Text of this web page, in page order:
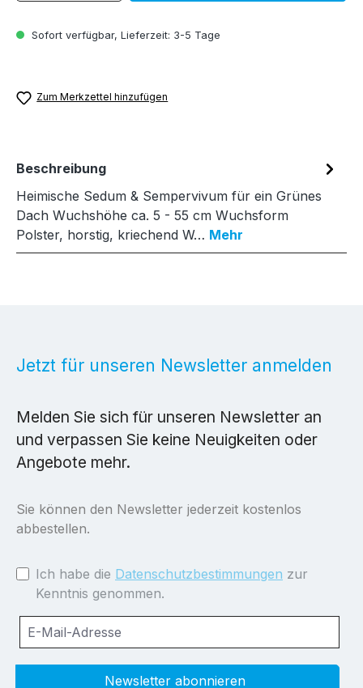
Sofort verfügbar, Lieferzeit: 3-5 Tage
Zum Merkzettel hinzufügen
Beschreibung
Heimische Sedum & Sempervivum für ein Grünes
Dach Wuchshöhe ca. 5 - 55 cm Wuchsform
Polster, horstig, kriechend W… Mehr
Jetzt für unseren Newsletter anmelden
Melden Sie sich für unseren Newsletter an
und verpassen Sie keine Neuigkeiten oder
Angebote mehr.
Sie können den Newsletter jederzeit kostenlos
abbestellen.
Ich habe die Datenschutzbestimmungen zur
Kenntnis genommen.
Newsletter abonnieren